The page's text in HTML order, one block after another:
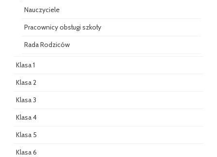
Nauczyciele
Pracownicy obsługi szkoły
Rada Rodziców
Klasa 1
Klasa 2
Klasa 3
Klasa 4
Klasa 5
Klasa 6